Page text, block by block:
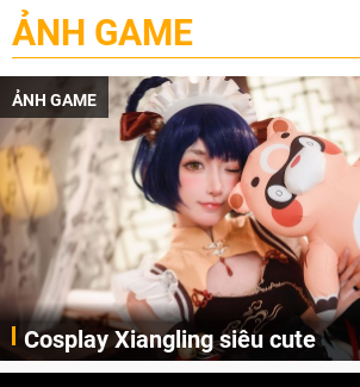
ẢNH GAME
ẢNH GAME
Cosplay Xiangling siêu cute